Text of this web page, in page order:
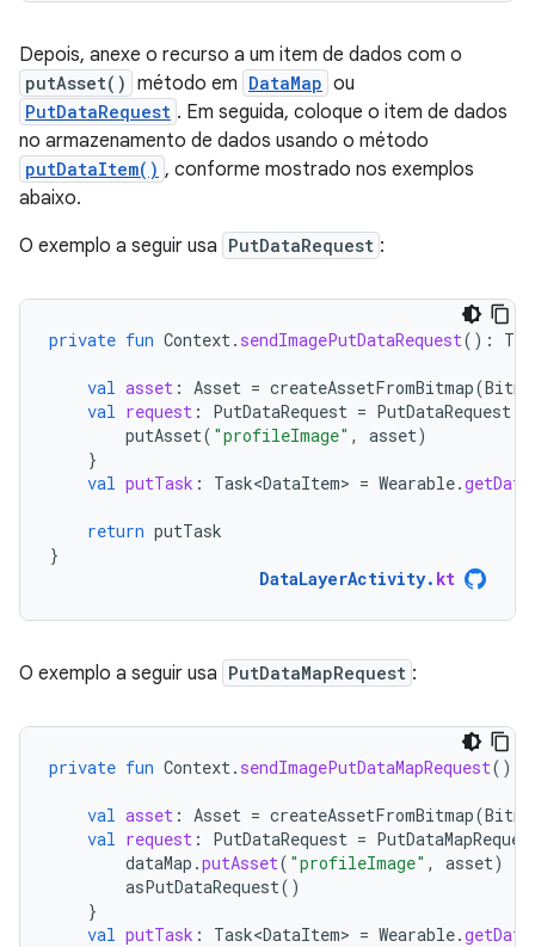
Depois, anexe o recurso a um item de dados com o
putAsset() método em DataMap ou
PutDataRequest . Em seguida, coloque o item de dados
no armazenamento de dados usando o método
putDataItem() , conforme mostrado nos exemplos
abaixo.
O exemplo a seguir usa PutDataRequest :
private fun Context. sendImagePutDataRequest():
val asset : Asset = createAssetFromBitmap(
val request : PutDataRequest = PutDataRequest
putAsset( "profileImage" , asset)
}
val putTask : Task<DataItem> = Wearable.
return putTask
}
DataLayerActivity. kt
O exemplo a seguir usa PutDataMapRequest :
private fun Context. sendImagePutDataMapRequest():
val asset : Asset = createAssetFromBitmap(
val request : PutDataRequest =
dataMap .putAsset( "profileImage" , asset)
asPutDataRequest()
}
val putTask : Task<DataItem> = Wearable.